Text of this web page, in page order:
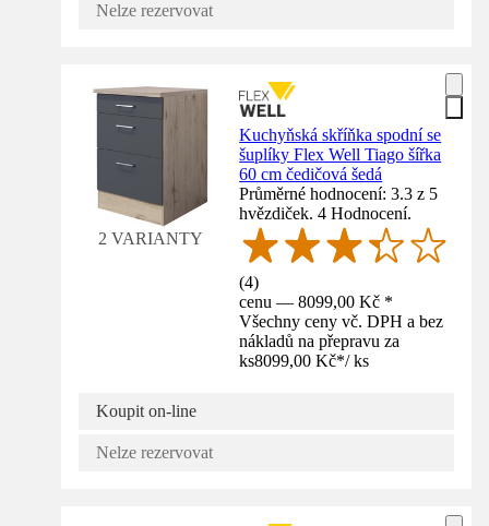
Nelze rezervovat
2 VARIANTY
Kuchyňská skříňka spodní se
šuplíky Flex Well Tiago šířka
60 cm čedičová šedá
Průměrné hodnocení: 3.3 z 5
hvězdiček. 4 Hodnocení.
(4)
cenu — 8099,00 Kč *
Všechny ceny vč. DPH a bez
nákladů na přepravu za
ks8099,00 Kč*/ ks
Koupit on-line
Nelze rezervovat